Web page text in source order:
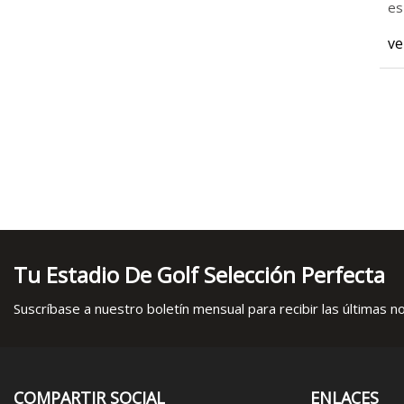
Tu Estadio De Golf Selección Perfecta
Suscríbase a nuestro boletín mensual para recibir las últimas
COMPARTIR SOCIAL ENLACES